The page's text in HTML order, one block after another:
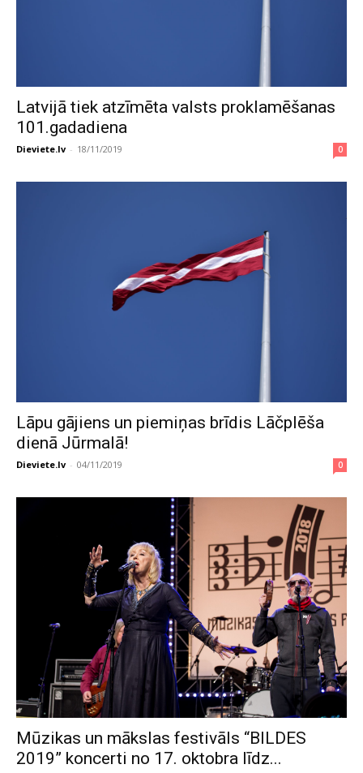
Latvijā tiek atzīmēta valsts proklamēšanas
101.gadadiena
Dieviete.lv - 18/11/2019 0
Lāpu gājiens un piemiņas brīdis Lāčplēša
dienā Jūrmalā!
Dieviete.lv - 04/11/2019 0
Mūzikas un mākslas festivāls “BILDES
2019” koncerti no 17. oktobra līdz...